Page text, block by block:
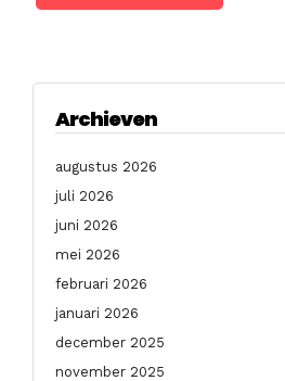
Archieven
augustus 2026
juli 2026
juni 2026
mei 2026
februari 2026
januari 2026
december 2025
november 2025